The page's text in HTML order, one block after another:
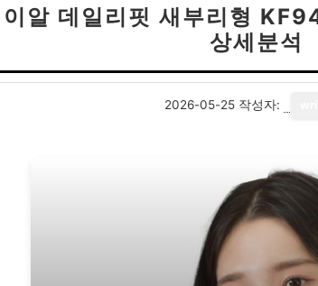
알 데일리핏 새부리형
상세분석
2026-05-25 작성자: